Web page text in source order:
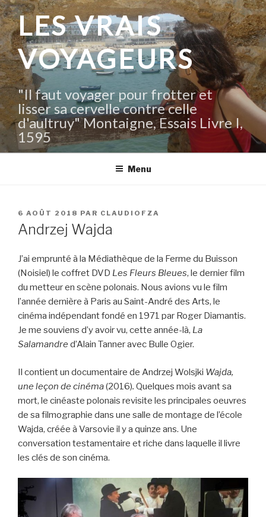
Aller
au
contenu
principal
LES VRAIS
VOYAGEURS
"Il faut voyager pour frotter et
lisser sa cervelle contre celle
d'aultruy" Montaigne, Essais Livre I,
1595
Menu
PUBLIÉ
LE
6 AOÛT 2018 PAR CLAUDIOFZA
Andrzej Wajda
J’ai emprunté à la Médiathèque de la Ferme du Buisson
(Noisiel) le coffret DVD Les Fleurs Bleues, le dernier film
du metteur en scène polonais. Nous avions vu le film
l’année dernière à Paris au Saint-André des Arts, le
cinéma indépendant fondé en 1971 par Roger Diamantis.
Je me souviens d’y avoir vu, cette année-là, La
Salamandre d’Alain Tanner avec Bulle Ogier.
Il contient un documentaire de Andrzej Wolsjki Wajda,
une leçon de cinéma(2016). Quelques mois avant sa
mort, le cinéaste polonais revisite les principales oeuvres
de sa filmographie dans une salle de montage de l’école
Wajda, créée à Varsovie il y a quinze ans. Une
conversation testamentaire et riche dans laquelle il livre
les clés de son cinéma.